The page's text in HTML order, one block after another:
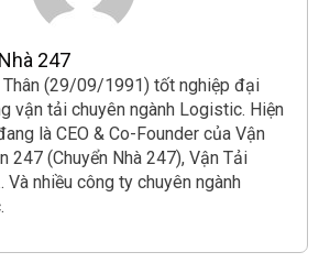
247
Thân (29/09/1991) tốt nghiệp đại
vận tải chuyên ngành Logistic. Hiện
là CEO & Co-Founder của Vận
247 (Chuyển Nhà 247), Vận Tải
Và nhiều công ty chuyên ngành